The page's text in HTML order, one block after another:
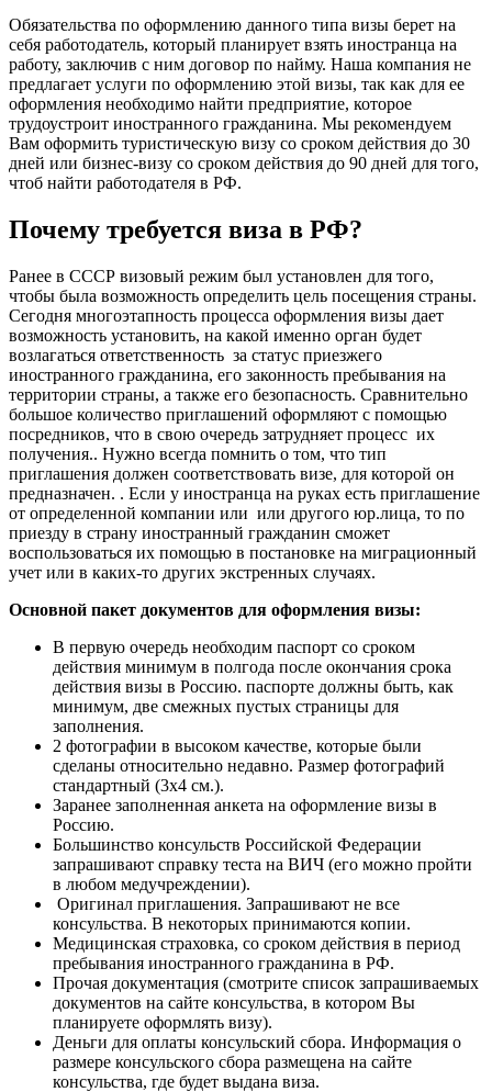
Обязательства по оформлению данного типа визы берет на
себя работодатель, который планирует взять иностранца на
работу, заключив с ним договор по найму. Наша компания не
предлагает услуги по оформлению этой визы, так как для ее
оформления необходимо найти предприятие, которое
трудоустроит иностранного гражданина. Мы рекомендуем
Вам оформить туристическую визу со сроком действия до 30
дней или бизнес-визу со сроком действия до 90 дней для того,
чтоб найти работодателя в РФ.
Почему требуется виза в РФ?
Ранее в СССР визовый режим был установлен для того,
чтобы была возможность определить цель посещения страны.
Сегодня многоэтапность процесса оформления визы дает
возможность установить, на какой именно орган будет
возлагаться ответственность за статус приезжего
иностранного гражданина, его законность пребывания на
территории страны, а также его безопасность. Сравнительно
большое количество приглашений оформляют с помощью
посредников, что в свою очередь затрудняет процесс их
получения.. Нужно всегда помнить о том, что тип
приглашения должен соответствовать визе, для которой он
предназначен. . Если у иностранца на руках есть приглашение
от определенной компании или или другого юр.лица, то по
приезду в страну иностранный гражданин сможет
воспользоваться их помощью в постановке на миграционный
учет или в каких-то других экстренных случаях.
Основной пакет документов для оформления визы:
В первую очередь необходим паспорт со сроком
действия минимум в полгода после окончания срока
действия визы в Россию. паспорте должны быть, как
минимум, две смежных пустых страницы для
заполнения.
2 фотографии в высоком качестве, которые были
сделаны относительно недавно. Размер фотографий
стандартный (3х4 см.).
Заранее заполненная анкета на оформление визы в
Россию.
Большинство консульств Российской Федерации
запрашивают справку теста на ВИЧ (его можно пройти
в любом медучреждении).
Оригинал приглашения. Запрашивают не все
консульства. В некоторых принимаются копии.
Медицинская страховка, со сроком действия в период
пребывания иностранного гражданина в РФ.
Прочая документация (смотрите список запрашиваемых
документов на сайте консульства, в котором Вы
планируете оформлять визу).
Деньги для оплаты консульский сбора. Информация о
размере консульского сбора размещена на сайте
консульства, где будет выдана виза.